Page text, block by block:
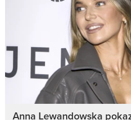
Anna Lewandowska